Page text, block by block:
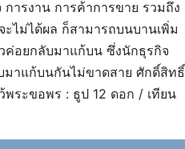
ารงาน การค้าการขาย รวมถึง
ไม่ได้ผล ก็สามารถบนบานเพิ่ม
ค่อยกลับมาแก้บน ซึ่งนักธุรกิจ
มาแก้บนกันไม่ขาดสาย ศักดิ์สิทธิ์
พระขอพร : ธูป 12 ดอก / เทียน